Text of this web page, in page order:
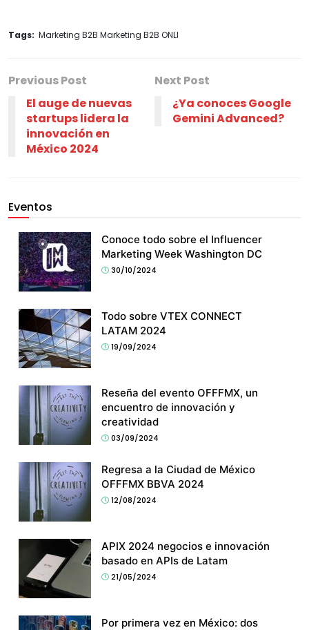
Tags: Marketing B2B Marketing B2B ONLI
Previous Post
El auge de nuevas
startups lidera la
innovación en
México 2024
Next Post
¿Ya conoces Google
Gemini Advanced?
Eventos
Conoce todo sobre el Influencer
Marketing Week Washington DC
30/10/2024
Todo sobre VTEX CONNECT
LATAM 2024
19/09/2024
Reseña del evento OFFFMX, un
encuentro de innovación y
creatividad
03/09/2024
Regresa a la Ciudad de México
OFFFMX BBVA 2024
12/08/2024
APIX 2024 negocios e innovación
basado en APIs de Latam
21/05/2024
Por primera vez en México: dos